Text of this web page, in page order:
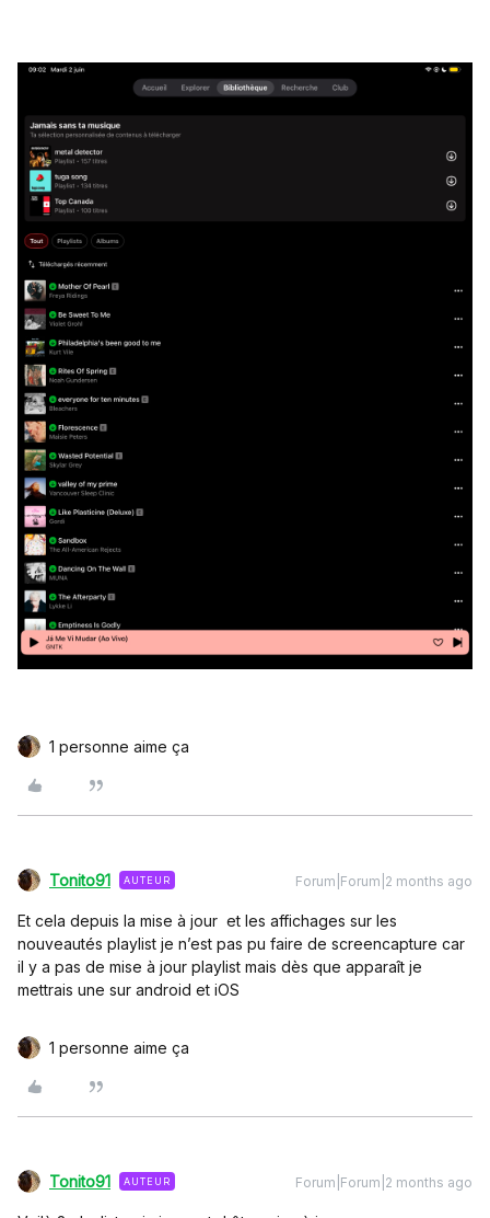
1 personne aime ça
Tonito91 AUTEUR Forum|Forum|2 months ago
Et cela depuis la mise à jour et les affichages sur les
nouveautés playlist je n’est pas pu faire de screencapture car
il y a pas de mise à jour playlist mais dès que apparaît je
mettrais une sur android et iOS
1 personne aime ça
Tonito91 AUTEUR Forum|Forum|2 months ago